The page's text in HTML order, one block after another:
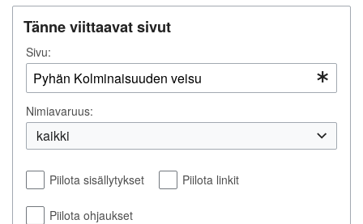
Tänne viittaavat sivut
Sivu:
Nimiavaruus:
kaikki
Piilota sisällytykset Piilota linkit
Piilota ohjaukset